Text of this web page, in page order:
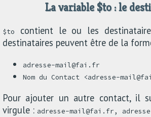
La variable $to : le
$to
contient le ou les
destinataires peuvent être de la
adresse-mail@fai.fr
Nom du Contact <adresse-
Pour ajouter un autre contact, il
virgule : adresse-mail@fai.fr,